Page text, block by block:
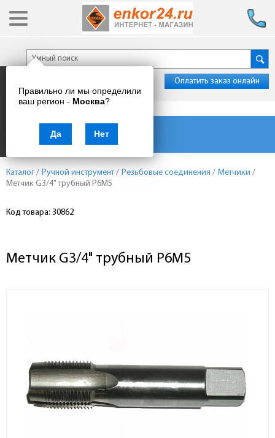
Правильно ли мы определили
ваш регион - Москва?
Да Нет
Оплатить заказ онлайн
Каталог товаров
Каталог / Ручной инструмент/ Резьбовые соединения / Метчики /
Метчик G3/4" трубный Р6М5
Код товара: 30862
Метчик G3/4" трубный Р6М5